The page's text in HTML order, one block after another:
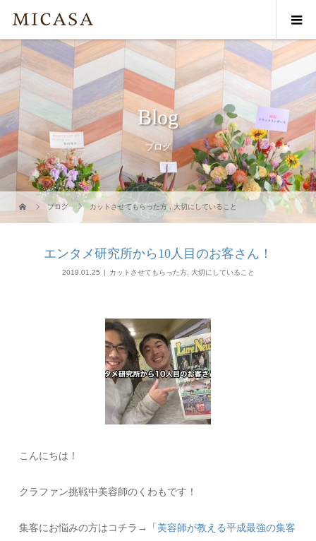
Blog
ブログ
ブログ カットさせてもらった方 , 大切にしていること
エンタメ研究所から10人目のお客さん！
2019.01.25 カットさせてもらった方, 大切にしていること
こんにちは！
クラファン挑戦中美容師のくわもです！
集客にお悩みの方はコチラ→「 美容師が教える平成最強の集客